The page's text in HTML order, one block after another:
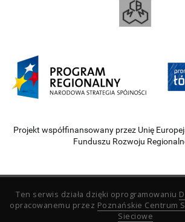
Projekt współfinansowany przez Unię
Funduszu Rozwoju
Ten serwis działa dzięki oprogramowaniu
opracowanemu przez Poznańskie Centrum
Sieciowe